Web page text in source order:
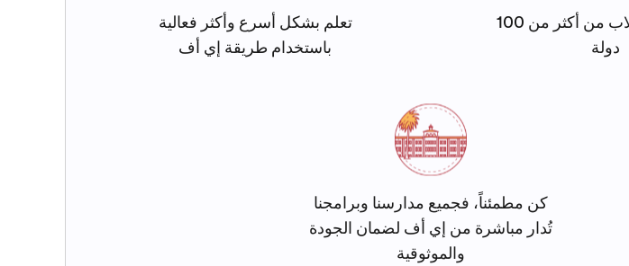
تواصل مع طلاب من أكثر من 100
دولة
تعلم بشكل أسرع وأكثر فعالية
باستخدام طريقة إي أف
كن مطمئناً، فجميع مدارسنا وبرامجنا
تُدار مباشرة من إي أف لضمان الجودة
والموثوقية